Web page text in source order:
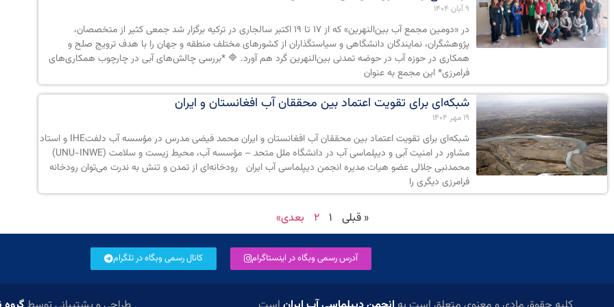
۹ آبان ۱۴۰۴
در «دومین مجمع آب بین‌النهرین» که از ۱۷ تا ۱۹ اکتبر سالجاری در ترکیه برگزار شد جمعی کثیر از متخصصان،
پژوهشگران، نمایندگان دانشگاهی و سیاستگذاران از کشورهای مختلف منطقه و جهان را با هدف ترویج صلح و
همکاری در حوزه آب در حوضه تمدنی بین‌النهرین گرد هم آورد. 🔷 *بررسی چالش‌های آبی در چارچوب همکاری‌های
فرامرزی* این مجمع به عنوان
شبکه‌ای برای تقویت اعتماد بین محققان آب افغانستان و ایران
۱۹ مهر ۱۴۰۴
شبکه‌ای برای تقویت اعتماد بین محققان آب افغانستان و ایران محمد فیضی مدرس در مؤسسه آب دلفتIHE و استاد
مشاور در امنیت آبی و دیپلماسی آب در دانشگاه ملل متحد – مؤسسه آب، محیط زیست و سلامت (UNU-INWE)
محمدنبی جلالی عضو هیات مدیره انجمن دیپلماسی آب ایران رودخانه‌ای از تمدن و تنش به ندرت می‌توان رودخانه‌
فرامرزی دیگری را
« قبلی ۱ ۲ بعدی»
آدرس رسمی وبگاه در اینستاگرام کانال رسمی وبگاه در تلگرام